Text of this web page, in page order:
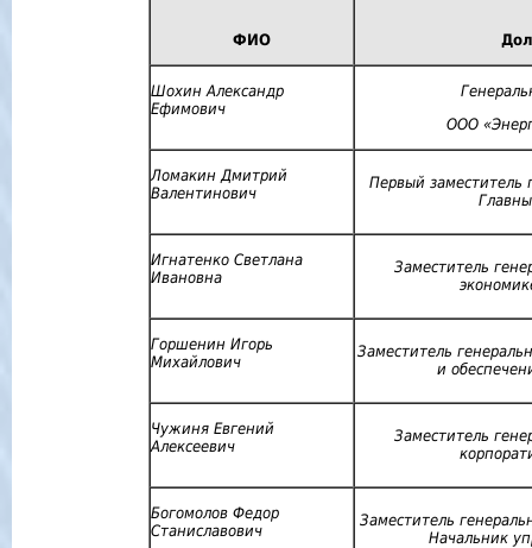
ФИО
Шохин Александр
Ефимович
ООО
Ломакин Дмитрий
Валентинович
Первый заместитель
Игнатенко Светлана
Ивановна
Заместитель
Горшенин Игорь
Михайлович
Заместитель
и
Чужиня Евгений
Алексеевич
Заместитель
Богомолов Федор
Станиславович
Заместитель
Начальник